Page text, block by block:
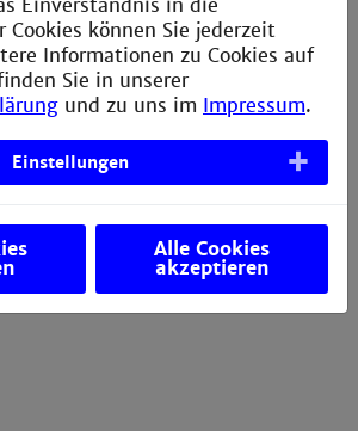
Mannheim
John Deere Forum,
(PDF)
Einverständnis in die
Cookies können Sie jederzeit
Informationen zu Cookies auf
Sie in unserer
und zu uns im Impressum.
Einstellungen
Alle Cookies
akzeptieren